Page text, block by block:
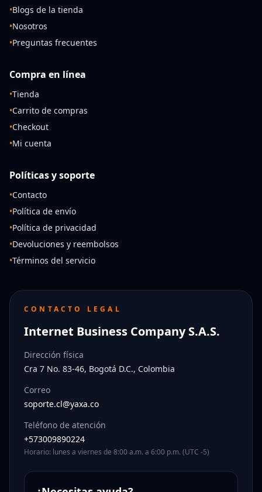
•Blogs de la tienda
•Nosotros
•Preguntas frecuentes
Compra en línea
•Tienda
•Carrito de compras
•Checkout
•Mi cuenta
Políticas y soporte
•Contacto
•Política de envío
•Política de privacidad
•Devoluciones y reembolsos
•Términos del servicio
CONTACTO LEGAL
Internet Business Company S.A.S.
Dirección física
Cra 7 No. 83-46, Bogotá D.C., Colombia
Correo
soporte.cl@yaxa.co
Teléfono de atención
+573009890224
Horario: lunes a viernes de 8:00 a.m. a 6:00 p.m. (UTC -5)